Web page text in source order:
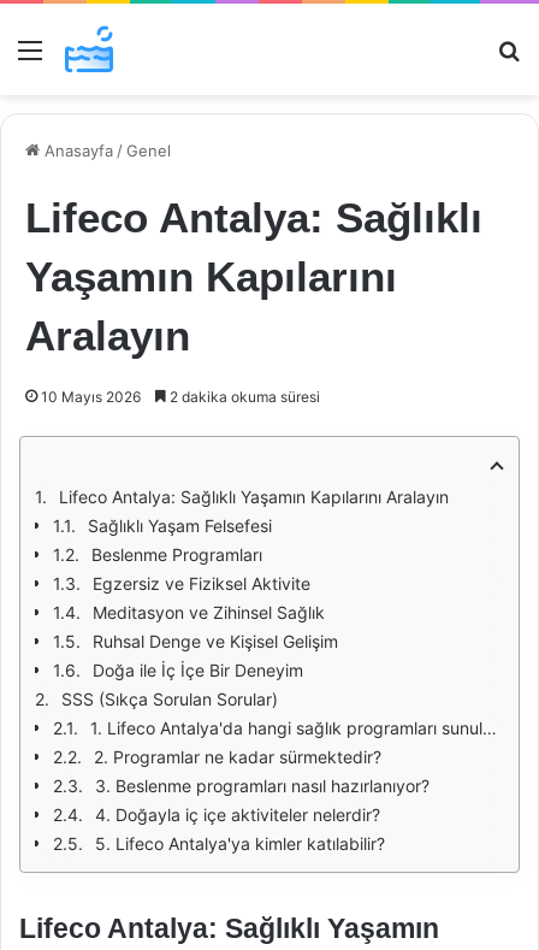
Menü
Anasayfa /Genel
Lifeco Antalya: Sağlıklı
Yaşamın Kapılarını
Aralayın
10 Mayıs 2026 2 dakika okuma süresi
Lifeco Antalya: Sağlıklı Yaşamın Kapılarını Aralayın
Sağlıklı Yaşam Felsefesi
Beslenme Programları
Egzersiz ve Fiziksel Aktivite
Meditasyon ve Zihinsel Sağlık
Ruhsal Denge ve Kişisel Gelişim
Doğa ile İç İçe Bir Deneyim
SSS (Sıkça Sorulan Sorular)
1. Lifeco Antalya'da hangi sağlık programları sunulmaktadır?
2. Programlar ne kadar sürmektedir?
3. Beslenme programları nasıl hazırlanıyor?
4. Doğayla iç içe aktiviteler nelerdir?
5. Lifeco Antalya'ya kimler katılabilir?
Lifeco Antalya: Sağlıklı Yaşamın